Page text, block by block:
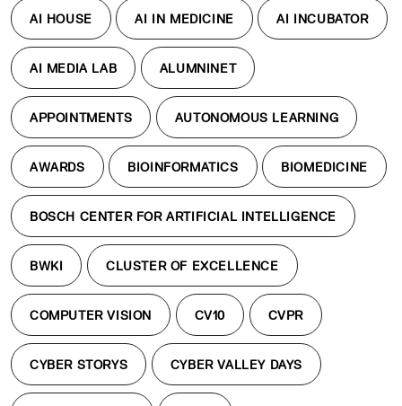
AI HOUSE AI IN MEDICINE AI INCUBATOR
AI MEDIA LAB ALUMNINET
APPOINTMENTS AUTONOMOUS LEARNING
AWARDS BIOINFORMATICS BIOMEDICINE
BOSCH CENTER FOR ARTIFICIAL INTELLIGENCE
BWKI CLUSTER OF EXCELLENCE
COMPUTER VISION CV10 CVPR
CYBER STORYS CYBER VALLEY DAYS